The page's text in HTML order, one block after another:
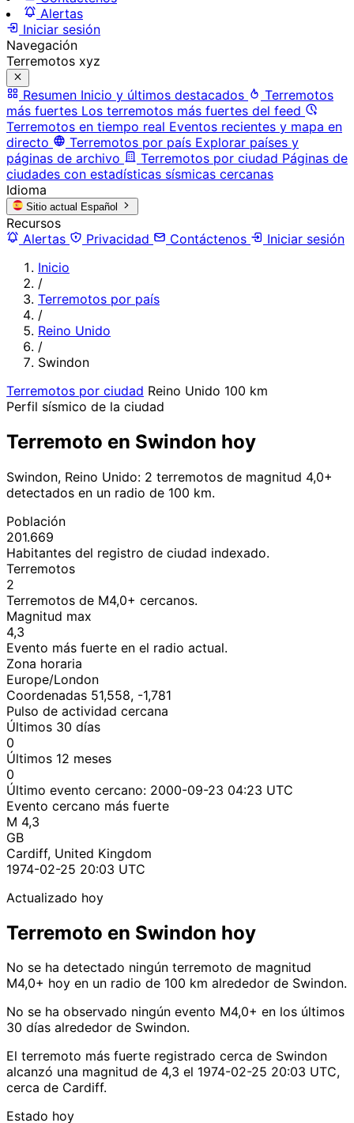
Alertas
Iniciar sesión
Navegación
Terremotos xyz
Resumen Inicio y últimos destacados
Terremotos
más fuertes Los terremotos más fuertes del feed
Terremotos en tiempo real Eventos recientes y mapa en
directo
Terremotos por país Explorar países y
páginas de archivo
Terremotos por ciudad Páginas de
ciudades con estadísticas sísmicas cercanas
Idioma
Sitio actual Español
Recursos
Alertas
Privacidad Contáctenos
Iniciar sesión
Inicio
/
Terremotos por país
/
Reino Unido
/
Swindon
Terremotos por ciudad Reino Unido 100 km
Perfil sísmico de la ciudad
Terremoto en Swindon hoy
Swindon, Reino Unido: 2 terremotos de magnitud 4,0+
detectados en un radio de 100 km.
Población
201.669
Habitantes del registro de ciudad indexado.
Terremotos
2
Terremotos de M4,0+ cercanos.
Magnitud max
4,3
Evento más fuerte en el radio actual.
Zona horaria
Europe/London
Coordenadas 51,558, -1,781
Pulso de actividad cercana
Últimos 30 días
0
Últimos 12 meses
0
Último evento cercano: 2000-09-23 04:23 UTC
Evento cercano más fuerte
M 4,3
GB
Cardiff, United Kingdom
1974-02-25 20:03 UTC
Actualizado hoy
Terremoto en Swindon hoy
No se ha detectado ningún terremoto de magnitud
M4,0+ hoy en un radio de 100 km alrededor de Swindon.
No se ha observado ningún evento M4,0+ en los últimos
30 días alrededor de Swindon.
El terremoto más fuerte registrado cerca de Swindon
alcanzó una magnitud de 4,3 el 1974-02-25 20:03 UTC,
cerca de Cardiff.
Estado hoy